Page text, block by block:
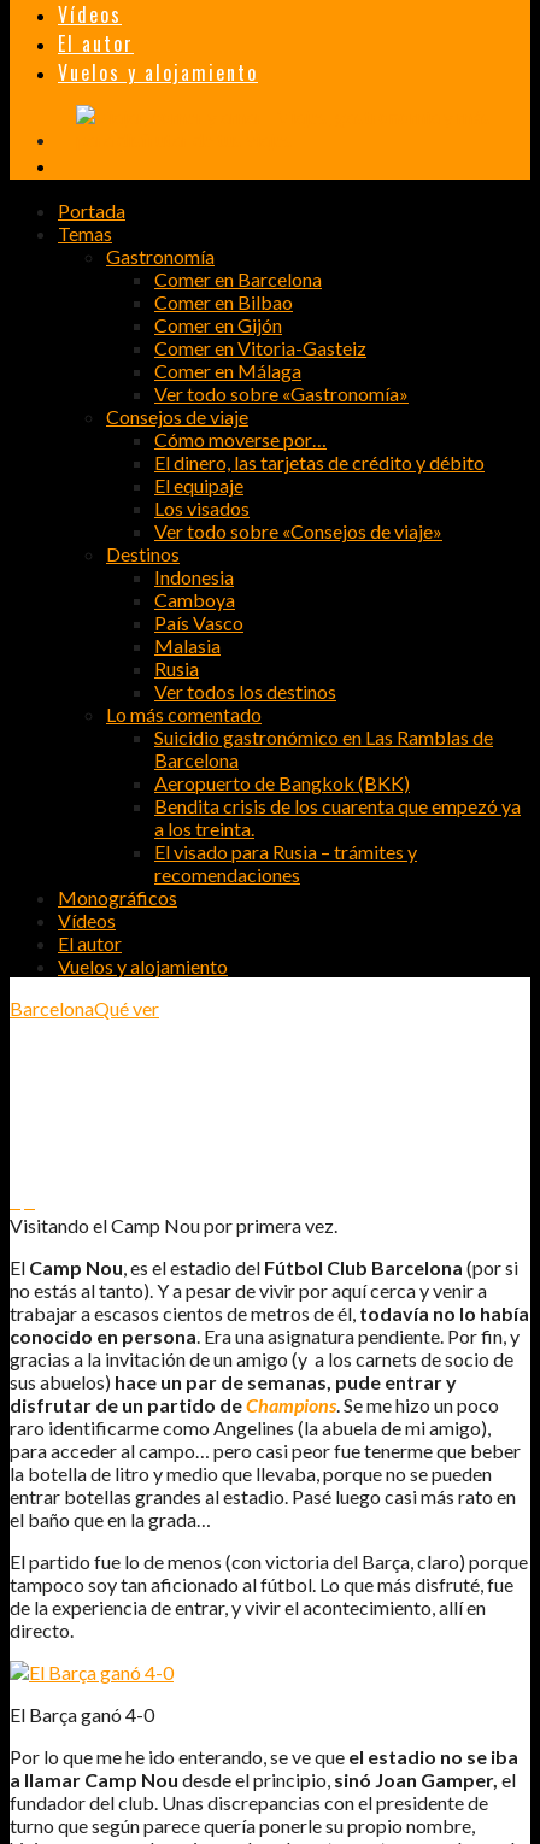
Vídeos
El autor
Vuelos y alojamiento
Portada
Temas
Gastronomía
Comer en Barcelona
Comer en Bilbao
Comer en Gijón
Comer en Vitoria-Gasteiz
Comer en Málaga
Ver todo sobre «Gastronomía»
Consejos de viaje
Cómo moverse por…
El dinero, las tarjetas de crédito y débito
El equipaje
Los visados
Ver todo sobre «Consejos de viaje»
Destinos
Indonesia
Camboya
País Vasco
Malasia
Rusia
Ver todos los destinos
Lo más comentado
Suicidio gastronómico en Las Ramblas de
Barcelona
Aeropuerto de Bangkok (BKK)
Bendita crisis de los cuarenta que empezó ya
a los treinta.
El visado para Rusia – trámites y
recomendaciones
Monográficos
Vídeos
El autor
Vuelos y alojamiento
BarcelonaQué ver
Visitando el Camp Nou por primera vez.
El Camp Nou, es el estadio del Fútbol Club Barcelona (por si
no estás al tanto). Y a pesar de vivir por aquí cerca y venir a
trabajar a escasos cientos de metros de él, todavía no lo había
conocido en persona. Era una asignatura pendiente. Por fin, y
gracias a la invitación de un amigo (y a los carnets de socio de
sus abuelos) hace un par de semanas, pude entrar y
disfrutar de un partido deChampions. Se me hizo un poco
raro identificarme como Angelines (la abuela de mi amigo),
para acceder al campo… pero casi peor fue tenerme que beber
la botella de litro y medio que llevaba, porque no se pueden
entrar botellas grandes al estadio. Pasé luego casi más rato en
el baño que en la grada…
El partido fue lo de menos (con victoria del Barça, claro) porque
tampoco soy tan aficionado al fútbol. Lo que más disfruté, fue
de la experiencia de entrar, y vivir el acontecimiento, allí en
directo.
El Barça ganó 4-0
Por lo que me he ido enterando, se ve que el estadio no se iba
a llamar Camp Nou desde el principio, sinó Joan Gamper, el
fundador del club. Unas discrepancias con el presidente de
turno que según parece quería ponerle su propio nombre,